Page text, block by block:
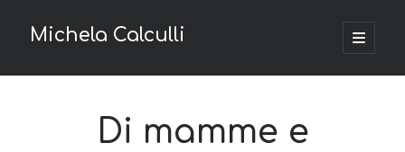
Michela Calculli
apri
menu
Barra
Privacy e Cookie Policy
Richiesta di accesso ai dati personali
Di mamme e